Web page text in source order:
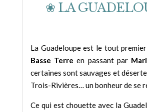
❀ LA
La Guadeloupe est le tout
Basse Terre en passant par
certaines sont sauvages et
Trois-Rivières… un bonheur de se
Ce qui est chouette avec la